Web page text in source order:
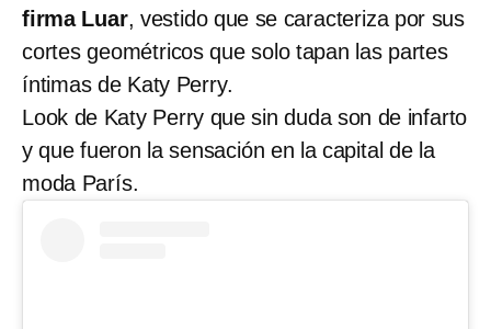
firma Luar, vestido que se caracteriza por sus
cortes geométricos que solo tapan las partes
íntimas de Katy Perry.
Look de Katy Perry que sin duda son de infarto
y que fueron la sensación en la capital de la
moda París.